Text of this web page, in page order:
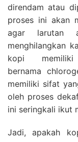
direndam atau
proses ini akan
agar larutan
menghilangkan
kopi
bernama
memiliki sifat
oleh proses
ini seringkali ikut
Jadi, apakah